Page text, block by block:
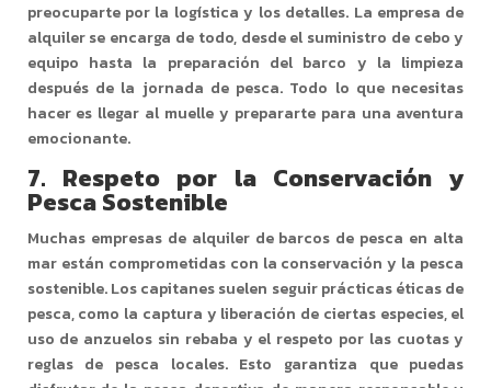
preocuparte por la logística y los detalles. La empresa de
alquiler se encarga de todo, desde el suministro de cebo y
equipo hasta la preparación del barco y la limpieza
después de la jornada de pesca. Todo lo que necesitas
hacer es llegar al muelle y prepararte para una aventura
emocionante.
7. Respeto por la Conservación y
Pesca Sostenible
Muchas empresas de alquiler de barcos de pesca en alta
mar están comprometidas con la conservación y la pesca
sostenible. Los capitanes suelen seguir prácticas éticas de
pesca, como la captura y liberación de ciertas especies, el
uso de anzuelos sin rebaba y el respeto por las cuotas y
reglas de pesca locales. Esto garantiza que puedas